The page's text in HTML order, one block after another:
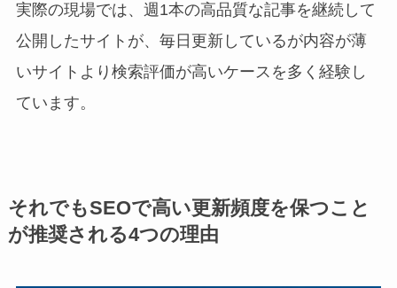
実際の現場では、週1本の高品質な記事を継続して
公開したサイトが、毎日更新しているが内容が薄
いサイトより検索評価が高いケースを多く経験し
ています。
それでもSEOで高い更新頻度を保つこと
が推奨される4つの理由